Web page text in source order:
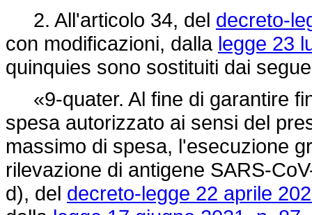
2. All'articolo 34, del decreto-
con modificazioni, dalla legge 23
quinquies sono sostituiti dai
«9-quater. Al fine di garantire
spesa autorizzato ai sensi del
massimo di spesa, l'esecuzione
rilevazione di antigene SARS-
d), del decreto-legge 22 aprile